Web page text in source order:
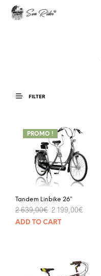
FILTER
PROMO !
Tandem Linbike 26″
2 639,00€ 2 199,00€
ADD TO CART